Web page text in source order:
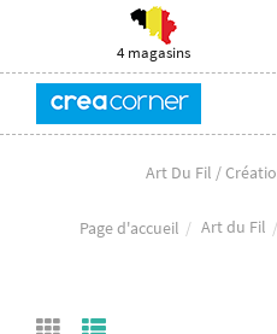
4 magasins
Art Du Fil /
Page d'accueil Art du Fil